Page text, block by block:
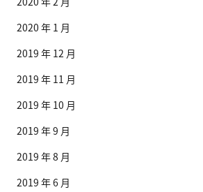
2020 年 1 月
2019 年 12 月
2019 年 11 月
2019 年 10 月
2019 年 9 月
2019 年 8 月
2019 年 6 月